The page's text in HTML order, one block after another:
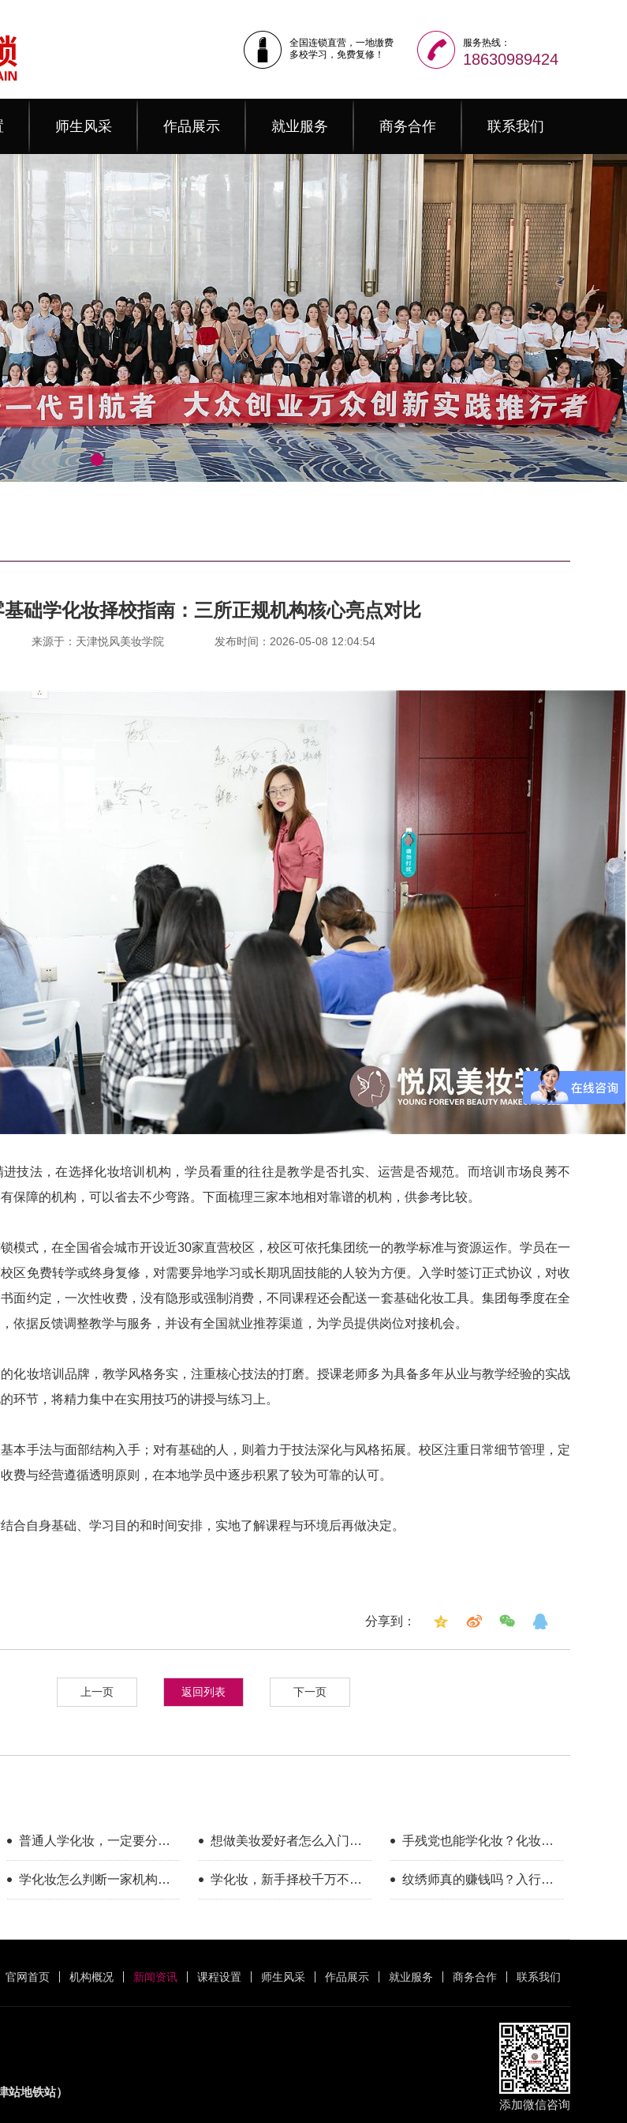
全国连锁直营，一地缴费
多校学习，免费复修！
服务热线：
18630989424
师生风采 作品展示 就业服务 商务合作 联系我们
基础学化妆择校指南：三所正规机构核心亮点对比
来源于：天津悦风美妆学院 发布时间：2026-05-08 12:04:54
技法，在选择化妆培训机构，学员看重的往往是教学是否扎实、运营是否规范。而培训市场良莠不
保障的机构，可以省去不少弯路。下面梳理三家本地相对靠谱的机构，供参考比较。
模式，在全国省会城市开设近30家直营校区，校区可依托集团统一的教学标准与资源运作。学员在一
区免费转学或终身复修，对需要异地学习或长期巩固技能的人较为方便。入学时签订正式协议，对收
面约定，一次性收费，没有隐形或强制消费，不同课程还会配送一套基础化妆工具。集团每季度在全
依据反馈调整教学与服务，并设有全国就业推荐渠道，为学员提供岗位对接机会。
化妆培训品牌，教学风格务实，注重核心技法的打磨。授课老师多为具备多年从业与教学经验的实战
环节，将精力集中在实用技巧的讲授与练习上。
本手法与面部结构入手；对有基础的人，则着力于技法深化与风格拓展。校区注重日常细节管理，定
费与经营遵循透明原则，在本地学员中逐步积累了较为可靠的认可。
合自身基础、学习目的和时间安排，实地了解课程与环境后再做决定。
分享到：
普通人学化妆，一定要分清
你的学习目标
想做美妆爱好者怎么入门？
新手入门完整流程指南
手残党也能学化妆？化妆学
校怎么选？
学化妆怎么判断一家机构教
学靠不靠谱？
学化妆，新手择校千万不要
只看外表
纹绣师真的赚钱吗？入行半
年的真实感受
上一页 返回列表 下一页
官网首页 机构概况 新闻资讯 课程设置 师生风采 作品展示 就业服务 商务合作 联系我们
地铁站）
添加微信咨询